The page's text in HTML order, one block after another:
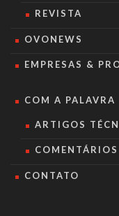
REVISTA
OVONEWS
EMPRESAS &
COM A PALAVRA
ARTIGOS
CONTATO